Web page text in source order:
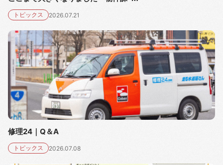
トピックス 2026.07.21
修理24｜Q＆A
トピックス 2026.07.08